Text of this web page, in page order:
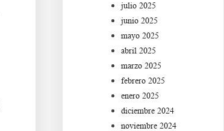
julio 2025
junio 2025
mayo 2025
abril 2025
marzo 2025
febrero 2025
enero 2025
diciembre 2024
noviembre 2024